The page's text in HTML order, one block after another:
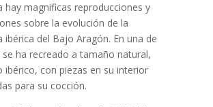
hay magnificas reproducciones y
sobre la evolución de la
ibérica del Bajo Aragón. En una de
se ha recreado a tamaño natural,
ibérico, con piezas en su interior
para su cocción.